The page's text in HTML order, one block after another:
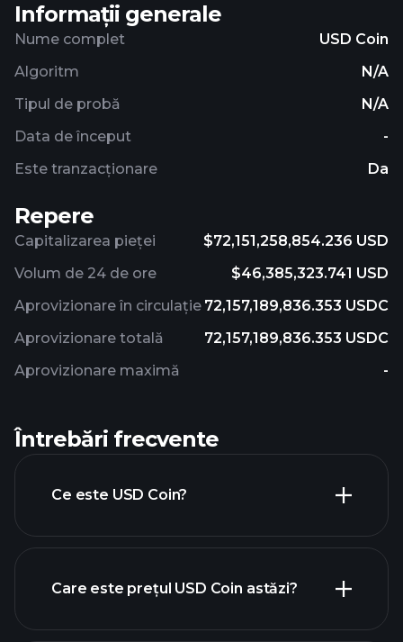
Informații generale
Nume complet
USD Coin
Algoritm
N/A
Tipul de probă
N/A
Data de început
-
Este tranzacționare
Da
Repere
Capitalizarea pieței
$72,151,258,854.236 USD
Volum de 24 de ore
$46,385,323.741 USD
Aprovizionare în circulație 72,157,189,836.353 USDC
Aprovizionare totală
72,157,189,836.353 USDC
Aprovizionare maximă
-
Întrebări frecvente
Ce este USD Coin?
Care este prețul USD Coin astăzi?